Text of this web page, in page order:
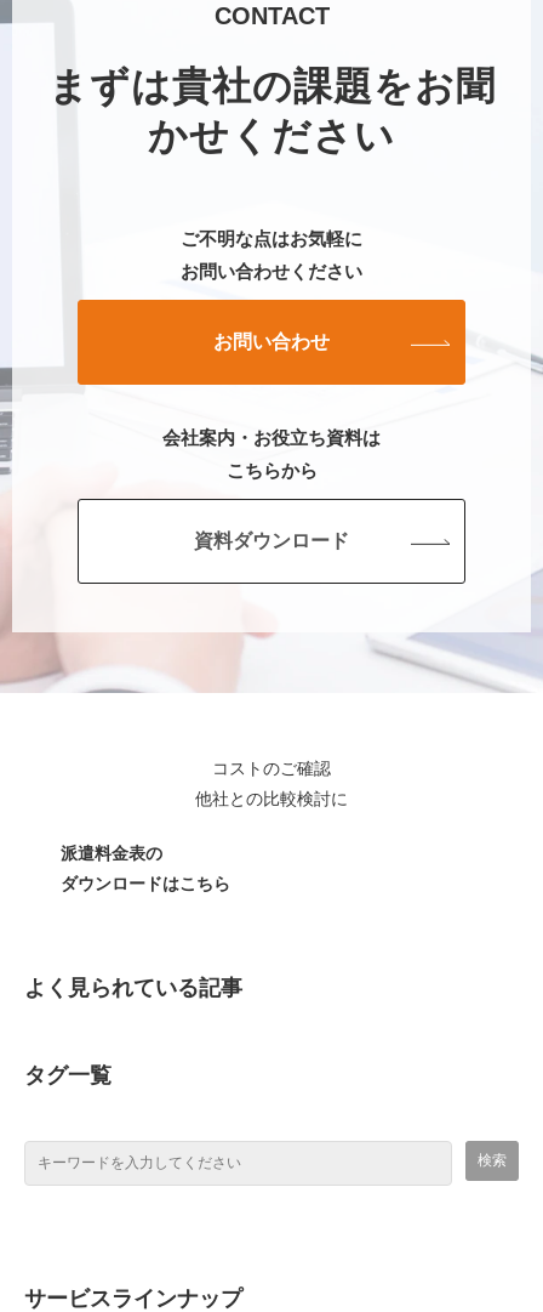
CONTACT
まずは貴社の課題をお聞
かせください
ご不明な点はお気軽に
お問い合わせください
お問い合わせ
会社案内・お役立ち資料は
こちらから
資料ダウンロード
コストのご確認
他社との比較検討に
派遣料金表の
ダウンロードはこちら
よく見られている記事
タグ一覧
サービスラインナップ